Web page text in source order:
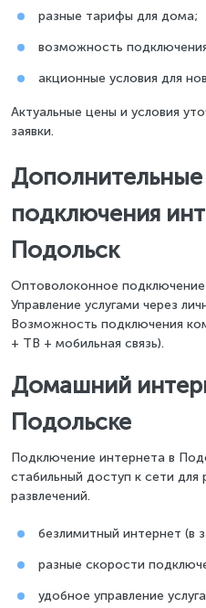
разные тарифы для дома;
возможность
акционные условия для
Актуальные цены и условия
заявки.
подключения
Подольск
Оптоволоконное подключение
Управление услугами через
Возможность подключения
+ ТВ + мобильная связь).
Домашний
Подольске
Подключение интернета в
стабильный доступ к сети для
развлечений.
безлимитный интернет (в
разные скорости
удобное управление